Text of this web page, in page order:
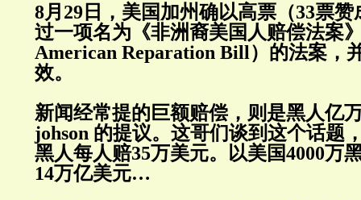
8月29日，美国加州确以高票（33票
过一项名为《非洲裔美国人赔偿法案
American Reparation Bill）的法案，
效。
新闻经常提的巨额赔偿，则是黑人亿
johson 的提议。这哥们谈到这个话题
黑人每人赔35万美元。以美国4000万
14万亿美元…